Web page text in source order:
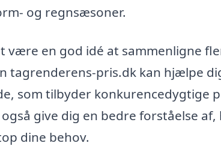
og regnsæsoner.
være en god idé at sammenligne
tagrenderens-pris.dk kan hjælpe
som tilbyder konkurencedygtige
give dig en bedre forståelse af,
dine behov.